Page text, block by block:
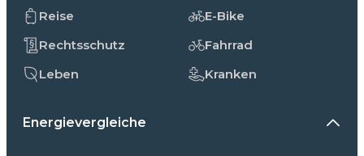
Reise
Rechtsschutz
Leben
E-Bike
Fahrrad
Kranken
Energievergleiche